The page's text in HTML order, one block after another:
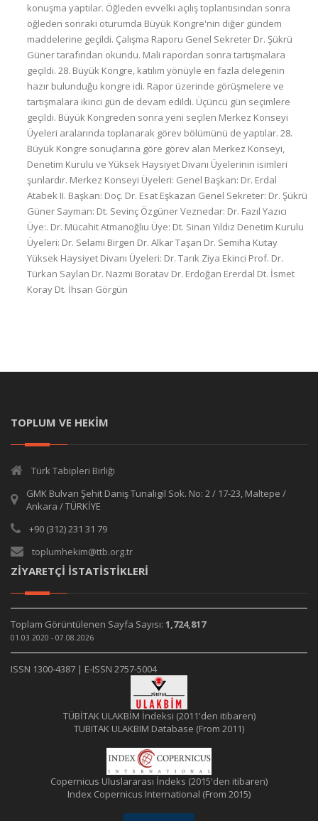
konuşma yaptılar. Öğleden evvelki açılış toplantısından sonra
öğleden sonraki oturumda Büyük Kongre'nin diğer gündem
maddelerine geçildi. Çalışma Raporu Genel Sekreter Dr. Şükrü
Güner tarafından okundu. Mali rapordan sonra tartışmalara
geçildi. 28. Büyük Kongre, katılım yönüyle en fazla delegenin
hazır bulunduğu kongre idi. Rapor üzerinde görüşmelere ve
tartışmalara ikinci gün de devam edildi. Üçüncü gün seçimlere
geçildi. Büyük Kongreden sonra yeni seçilen Merkez Konseyi
Üyeleri aralarında toplanarak görev bölümünü de yaptılar. 28.
Büyük Kongre sonuçlarına göre görev alan Merkez Konseyi,
Denetim Kurulu ve Yüksek Haysiyet Divanı Üyelerinin isimleri
şunlardır. Merkez Konseyi Üyeleri: Genel Başkan: Dr. Erdal
Atabek II. Başkan: Doç. Dr. Esat Eşkazan Genel Sekreter: Dr. Şükrü
Güner Sayman: Dt. Sevinç Özgüner Veznedar: Dr. Fazıl Yazıcı
Üye:. Dr. Mücahit Atmanoğlıu Üye: Dt. Sinan Yıldız Denetim Kurulu
Üyeleri: Dr. Selami Birgen Dr. Alkar Taşan Dr. Semiha Kutay
Yüksek Haysiyet Divanı Üyeleri: Dr. Tarık Ziya Ekinci Prof. Dr.
Türkan Saylan Dr. Nazmi Boratav Dr. Erdoğan Ererdal Dt. İsmet
Koray Dt. İhsan Görgün
TOPLUM VE HEKİM
Türk Tabipleri Birliği
GMK Bulvarı Şehit Daniş Tunalıgil Sok. No: 2 / 17-23, Maltepe /
Ankara / TÜRKİYE
+90 (312) 231 31 79
toplumhekim@ttb.org.tr
ZİYARETÇİ İSTATİSTİKLERİ
Toplam Görüntülenen Sayfa Sayısı: 1,724,817
01.03.2020 - 07.08.2026
ISSN 1300-4387 | E-ISSN 2757-5004
TÜBİTAK ULAKBİM İndeksi (2011'den itibaren)
TUBITAK ULAKBIM Database (From 2011)
Copernicus Uluslararası İndeks (2015'den itibaren)
Index Copernicus International (From 2015)